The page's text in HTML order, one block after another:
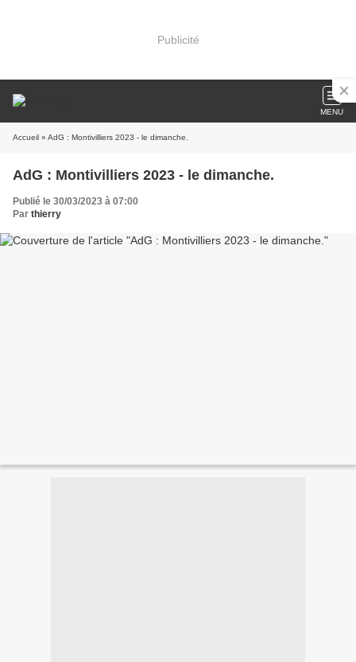
Publicité
MENU
Accueil » AdG : Montivilliers 2023 - le dimanche.
AdG : Montivilliers 2023 - le dimanche.
Publié le 30/03/2023 à 07:00
Par thierry